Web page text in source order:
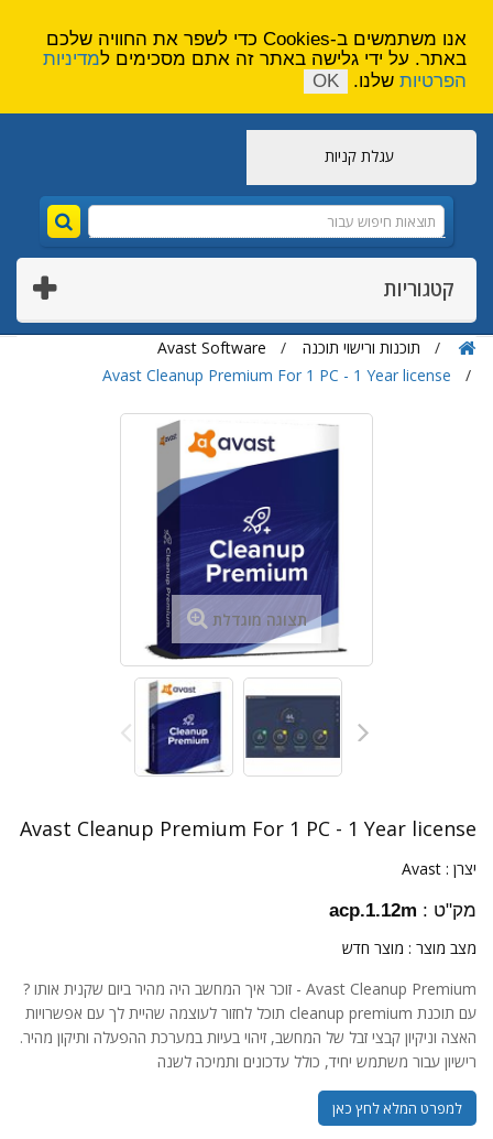
עגלת קניות
קטגוריות
תוכנות ורישוי תוכנה
Avast Software
Avast Cleanup Premium For 1 PC - 1 Year license
תצוגה מוגדלת
Avast Cleanup Premium For 1 PC - 1 Year license
יצרן : Avast
מק"ט : acp.1.12m
מצב מוצר : מוצר חדש
Avast Cleanup Premium - זוכר איך המחשב היה מהיר ביום שקנית אותו ?
עם תוכנת cleanup premium תוכל לחזור לעוצמה שהיית לך עם אפשרויות
האצה וניקיון קבצי זבל של המחשב, זיהוי בעיות במערכת ההפעלה ותיקון מהיר.
רישיון עבור משתמש יחיד, כולל עדכונים ותמיכה לשנה
למפרט המלא לחץ כאן
אנו משתמשים ב-Cookies כדי לשפר את החוויה שלכם
באתר. על ידי גלישה באתר זה אתם מסכימים למדיניות
הפרטיות שלנו. OK